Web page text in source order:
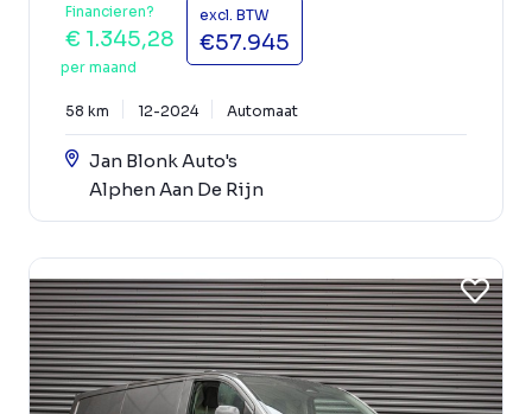
Financieren?
€ 1.345,28
per maand
excl. BTW
€57.945
58 km 12-2024 Automaat
Jan Blonk Auto's
Alphen Aan De Rijn